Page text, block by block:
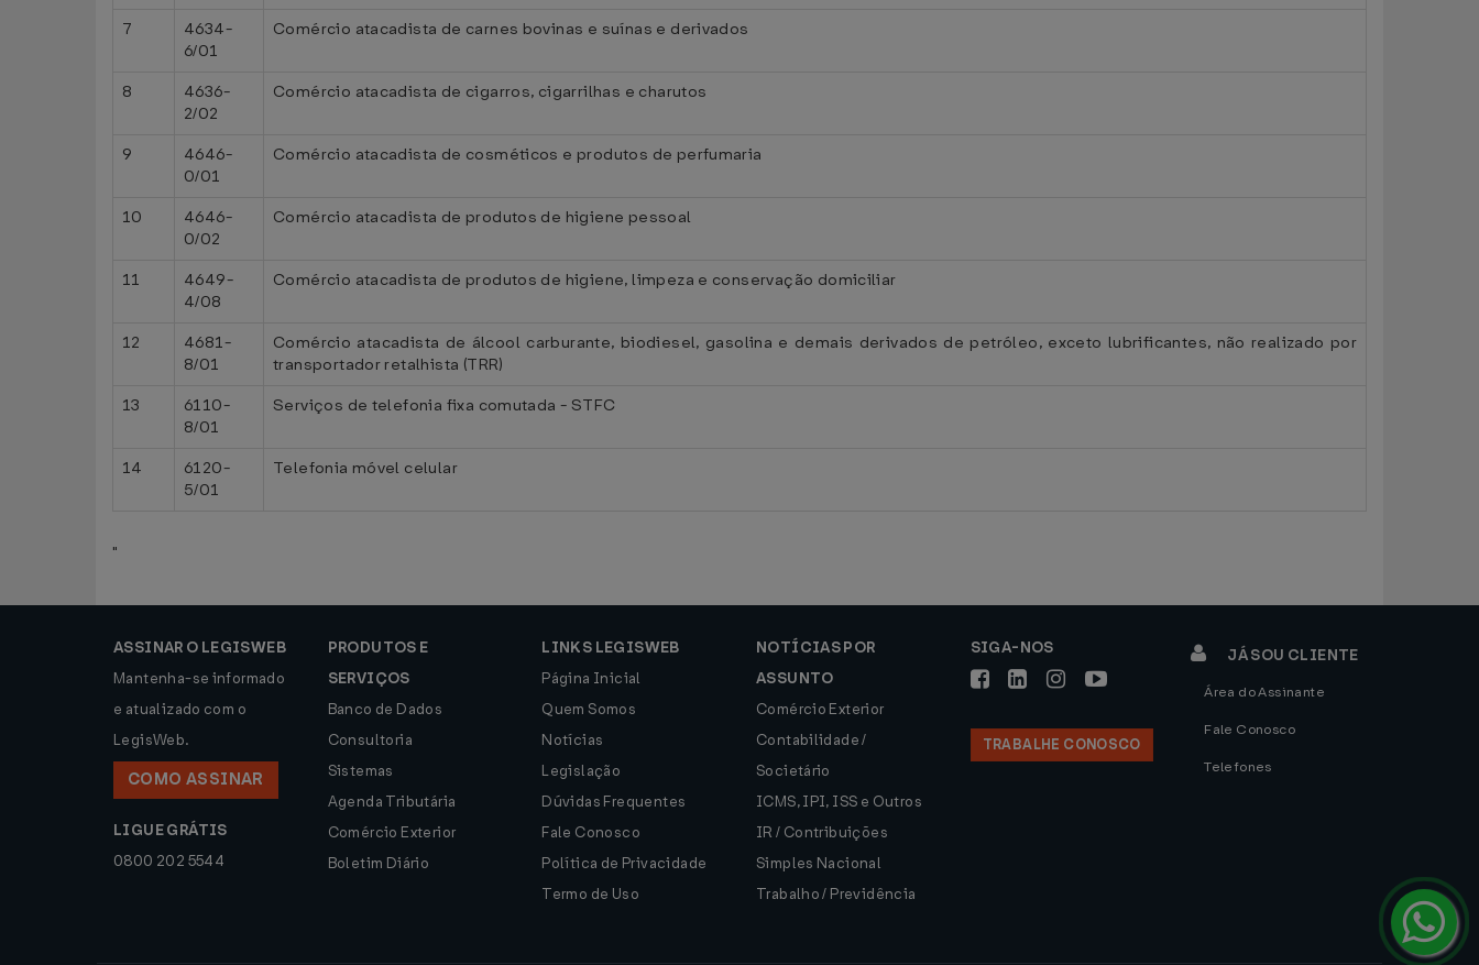
7
4634-
6/01
Comércio atacadista de carnes bovinas e suínas e derivados
8
4636-
2/02
Comércio atacadista de cigarros, cigarrilhas e charutos
9
4646-
0/01
Comércio atacadista de cosméticos e produtos de perfumaria
10
4646-
0/02
Comércio atacadista de produtos de higiene pessoal
11
4649-
4/08
Comércio atacadista de produtos de higiene, limpeza e conservação domiciliar
12
4681-
8/01
Comércio atacadista de álcool carburante, biodiesel, gasolina e demais derivados de petróleo, exceto lubrificantes, não realizado por
transportador retalhista (TRR)
13
6110-
8/01
Serviços de telefonia fixa comutada - STFC
14
6120-
5/01
Telefonia móvel celular
"
ASSINAR O LEGISWEB
Mantenha-se informado
e atualizado com o
LegisWeb.
COMO ASSINAR
LIGUE GRÁTIS
0800 202 5544
PRODUTOS E
SERVIÇOS
Banco de Dados
Consultoria
Sistemas
Agenda Tributária
Comércio Exterior
Boletim Diário
LINKS LEGISWEB
Página Inicial
Quem Somos
Notícias
Legislação
Dúvidas Frequentes
Fale Conosco
Política de Privacidade
Termo de Uso
NOTÍCIAS POR
ASSUNTO
Comércio Exterior
Contabilidade /
Societário
ICMS, IPI, ISS e Outros
IR / Contribuições
Simples Nacional
Trabalho / Previdência
SIGA-NOS
TRABALHE CONOSCO
JÁ SOU CLIENTE
Área do Assinante
Fale Conosco
Telefones